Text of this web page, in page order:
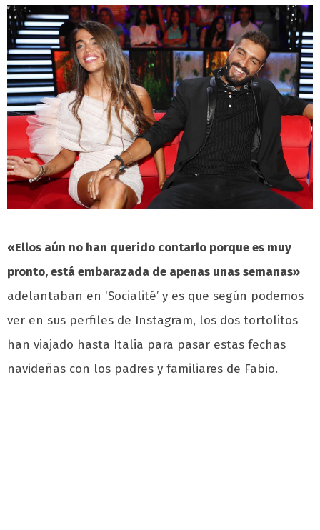
«Ellos aún no han querido contarlo porque es muy
pronto, está embarazada de apenas unas semanas»
adelantaban en ‘Socialité’ y es que según podemos
ver en sus perfiles de Instagram, los dos tortolitos
han viajado hasta Italia para pasar estas fechas
navideñas con los padres y familiares de Fabio.